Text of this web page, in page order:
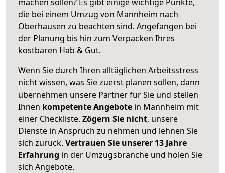
die bei einem Umzug von Mannheim nach
Oberhausen zu beachten sind. Angefangen bei
der Planung bis hin zum Verpacken Ihres
kostbaren Hab & Gut.
Wenn Sie durch Ihren alltäglichen Arbeitsstress
nicht wissen, was Sie zuerst planen sollen, dann
übernehmen unsere Partner für Sie und stellen
Ihnen kompetente Angebote in Mannheim mit
einer Checkliste. Zögern Sie nicht, unsere
Dienste in Anspruch zu nehmen und lehnen Sie
sich zurück. Vertrauen Sie unserer 13 Jahre
Erfahrung in der Umzugsbranche und holen Sie
sich Angebote.